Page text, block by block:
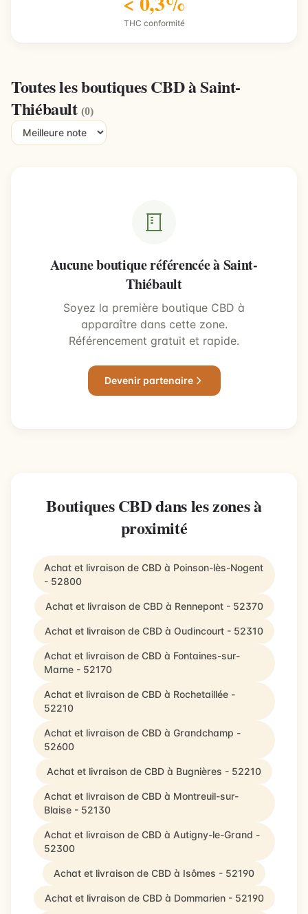
THC conformité
Toutes les boutiques CBD à Saint-
Thiébault(0)
Aucune boutique référencée à Saint-
Thiébault
Soyez la première boutique CBD à
apparaître dans cette zone.
Référencement gratuit et rapide.
Devenir partenaire
Boutiques CBD dans les zones à
proximité
Achat et livraison de CBD à Poinson-lès-Nogent
- 52800
Achat et livraison de CBD à Rennepont - 52370
Achat et livraison de CBD à Oudincourt - 52310
Achat et livraison de CBD à Fontaines-sur-
Marne - 52170
Achat et livraison de CBD à Rochetaillée -
52210
Achat et livraison de CBD à Grandchamp -
52600
Achat et livraison de CBD à Bugnières - 52210
Achat et livraison de CBD à Montreuil-sur-
Blaise - 52130
Achat et livraison de CBD à Autigny-le-Grand -
52300
Achat et livraison de CBD à Isômes - 52190
Achat et livraison de CBD à Dommarien - 52190